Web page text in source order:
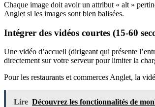
Chaque image doit avoir un attribut « alt »
Anglet si les images sont bien balisées.
Intégrer des vidéos courtes (15-60
Une vidéo d’accueil (dirigeant qui présente
directement sur votre serveur pour limiter la
Pour les restaurants et commerces Anglet, la
Lire Découvrez les fonctionnalités de